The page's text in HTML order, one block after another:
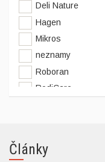
Deli Nature
Hagen
Mikros
neznamy
Roboran
RodiCare
Zolux
Články